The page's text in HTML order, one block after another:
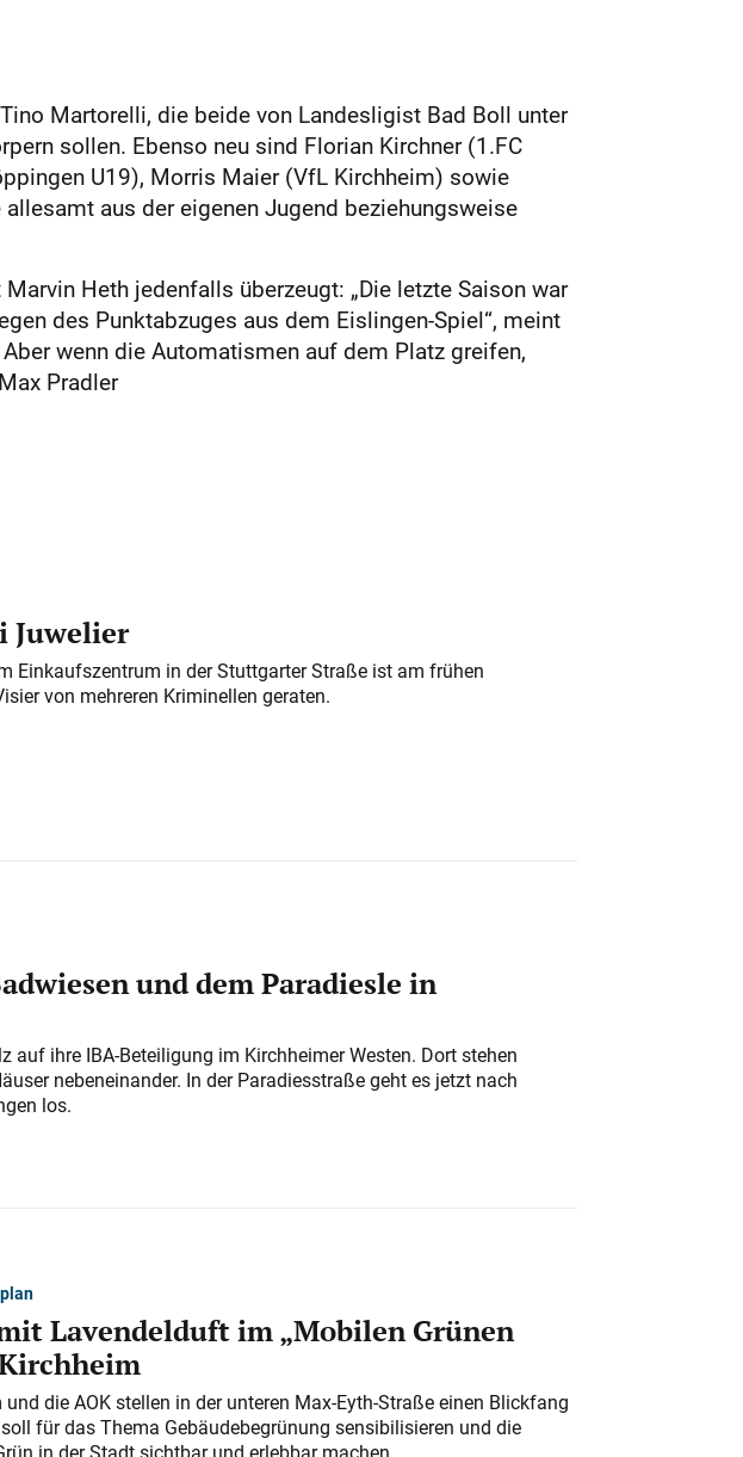
Martorelli, die beide von Landesligist Bad Boll unter
sollen. Ebenso neu sind Florian Kirchner (1.FC
U19), Morris Maier (VfL Kirchheim) sowie
aus der eigenen Jugend beziehungsweise
Heth jedenfalls überzeugt: „Die letzte Saison war
des Punktabzuges aus dem Eislingen-Spiel“, meint
wenn die Automatismen auf dem Platz greifen,
Pradler
Juwelier
Einkaufszentrum in der Stuttgarter Straße ist am frühen
von mehreren Kriminellen geraten.
und dem Paradiesle in
auf ihre IBA-Beteiligung im Kirchheimer Westen. Dort stehen
nebeneinander. In der Paradiesstraße geht es jetzt nach
los.
Lavendelduft im „Mobilen Grünen
die AOK stellen in der unteren Max-Eyth-Straße einen Blickfang
für das Thema Gebäudebegrünung sensibilisieren und die